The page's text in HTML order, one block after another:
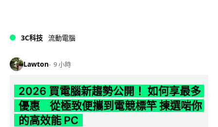
3C科技 流動電腦
Lawton 9 小時
2026 買電腦新趨勢公開！ 如何享最多
優惠 從極致便攜到電競標竿 揀選啱你
的高效能 PC